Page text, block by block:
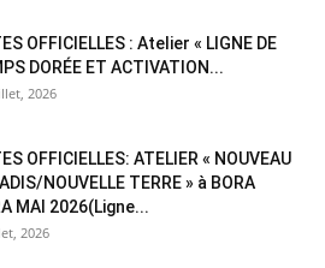
OFFICIELLES : Atelier « LIGNE DE
DORÉE ET ACTIVATION...
2026
OFFICIELLES: ATELIER « NOUVEAU
NOUVELLE TERRE » à BORA
MAI 2026(Ligne...
2026